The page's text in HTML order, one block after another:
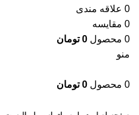
0 علاقه مندی
0 مقایسه
0 محصول 0 تومان
منو
0 محصول 0 تومان